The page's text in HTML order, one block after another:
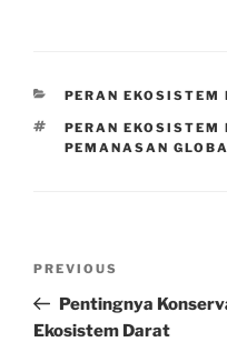
CATEGORIES
PERAN EKOSISTEM
TAGS
PERAN
PEMANASAN
Previous
Post
PREVIOUS
Pentingnya
Ekosistem Darat